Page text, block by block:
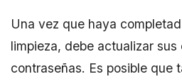
Una vez que haya
limpieza, debe actualizar
contraseñas. Es posible que